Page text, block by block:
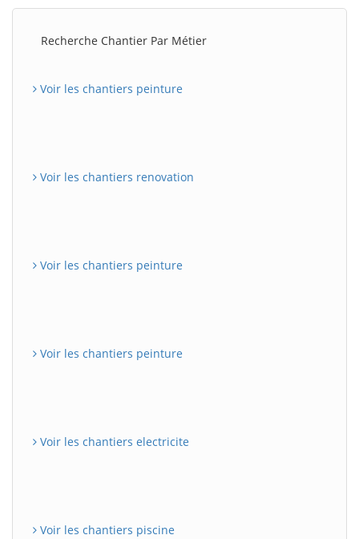
Recherche Chantier Par Métier
Voir les chantiers peinture
Voir les chantiers renovation
Voir les chantiers peinture
Voir les chantiers peinture
Voir les chantiers electricite
Voir les chantiers piscine